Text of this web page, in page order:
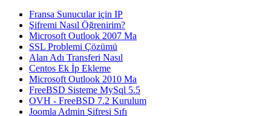
Fransa Sunucular için IP
Şifremi Nasıl Öğrenirim?
Microsoft Outlook 2007 Ma
SSL Problemi Çözümü
Alan Adı Transferi Nasıl
Centos Ek İp Ekleme
Microsoft Outlook 2010 Ma
FreeBSD Sisteme MySql 5.5
OVH - FreeBSD 7.2 Kurulum
Joomla Admin Şifresi Sıfı